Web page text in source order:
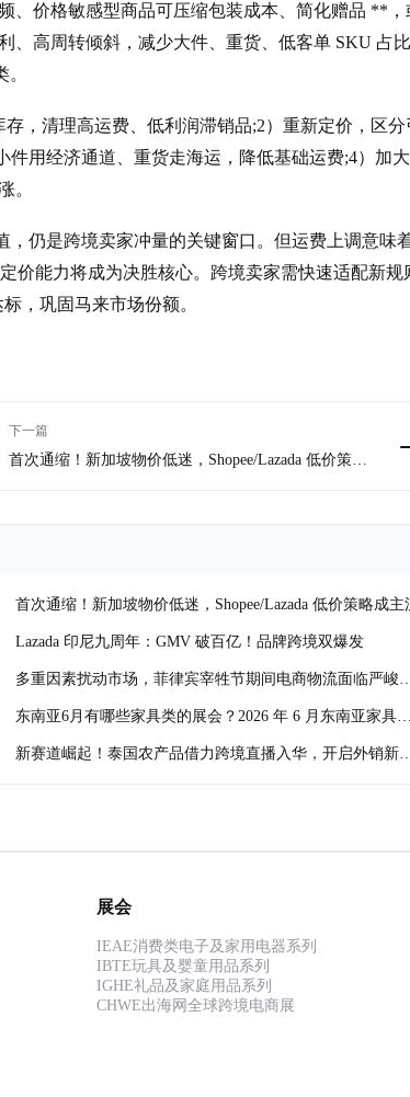
、价格敏感型商品可压缩包装成本、简化赠品 **，
高周转倾斜，减少大件、重货、低客单 SKU 占比
，清理高运费、低利润滞销品;2）重新定价，区分
用经济通道、重货走海运，降低基础运费;4）加
。
，仍是跨境卖家冲量的关键窗口。但运费上调意味
价能力将成为决胜核心。跨境卖家需快速适配新规
，巩固马来市场份额。
下一篇
首次通缩！新加坡物价低迷，Shopee/Lazada 低价策略
首次通缩！新加坡物价低迷，Shopee/Lazada 低价策略成主
Lazada 印尼九周年：GMV 破百亿！品牌跨境双爆发
多重因素扰动市场，菲律宾宰牲节期间电商物流面临严峻
东南亚6月有哪些家具类的展会？2026 年 6 月东南亚家具展
新赛道崛起！泰国农产品借力跨境直播入华，开启外销新
展会
IEAE消费类电子及家用电器系列
IBTE玩具及婴童用品系列
IGHE礼品及家庭用品系列
CHWE出海网全球跨境电商展